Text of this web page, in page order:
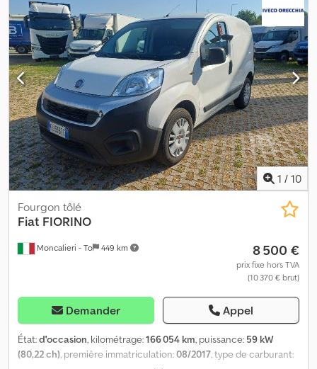
1 / 10
Moncalieri - To 449 km
Fourgon tôlé
Fiat FIORINO
8 500 €
prix fixe hors TVA
(10 370 € brut)
Demander Appel
État:d'occasion, kilométrage:166 054 km, puissance: 59 kW
(80,22 ch), première immatriculation:08/2017, type de carburant: